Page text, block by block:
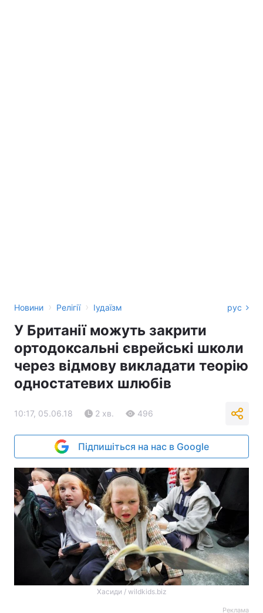
Новини › Релігії › Іудаїзм рус
У Британії можуть закрити
ортодоксальні єврейські школи
через відмову викладати теорію
одностатевих шлюбів
10:17, 05.06.18 2 хв. 496
Підпишіться на нас в Google
Хасиди / wildkids.biz
Реклама